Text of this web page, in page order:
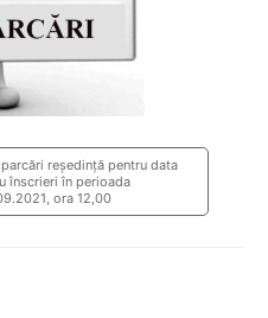
reședință pentru data
înscrieri în perioada
ora 12,00